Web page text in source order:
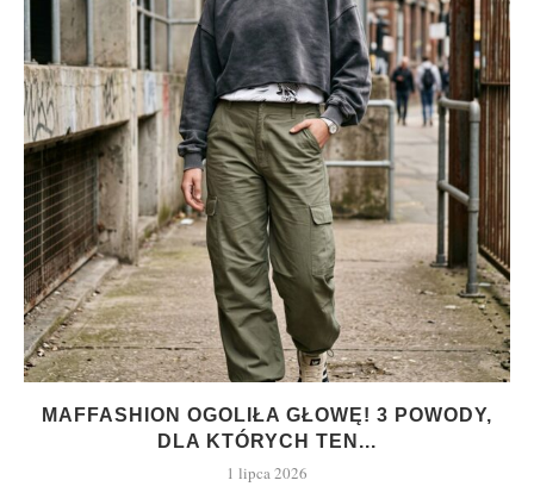
MAFFASHION OGOLIŁA GŁOWĘ! 3 POWODY,
DLA KTÓRYCH TEN...
1 lipca 2026